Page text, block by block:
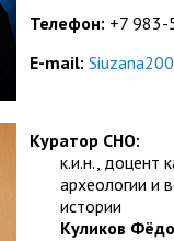
Телефон: +7
E-mail:
Куратор СНО:
к.и.н., доцент
археологии и
истории
Куликов